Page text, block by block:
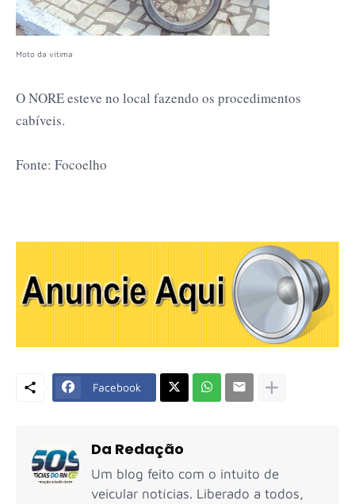
Moto da vítima
O NORE esteve no local fazendo os procedimentos
cabíveis.
Fonte: Focoelho
Facebook
Da Redação
Um blog feito com o intuito de
veicular notícias. Liberado a todos,